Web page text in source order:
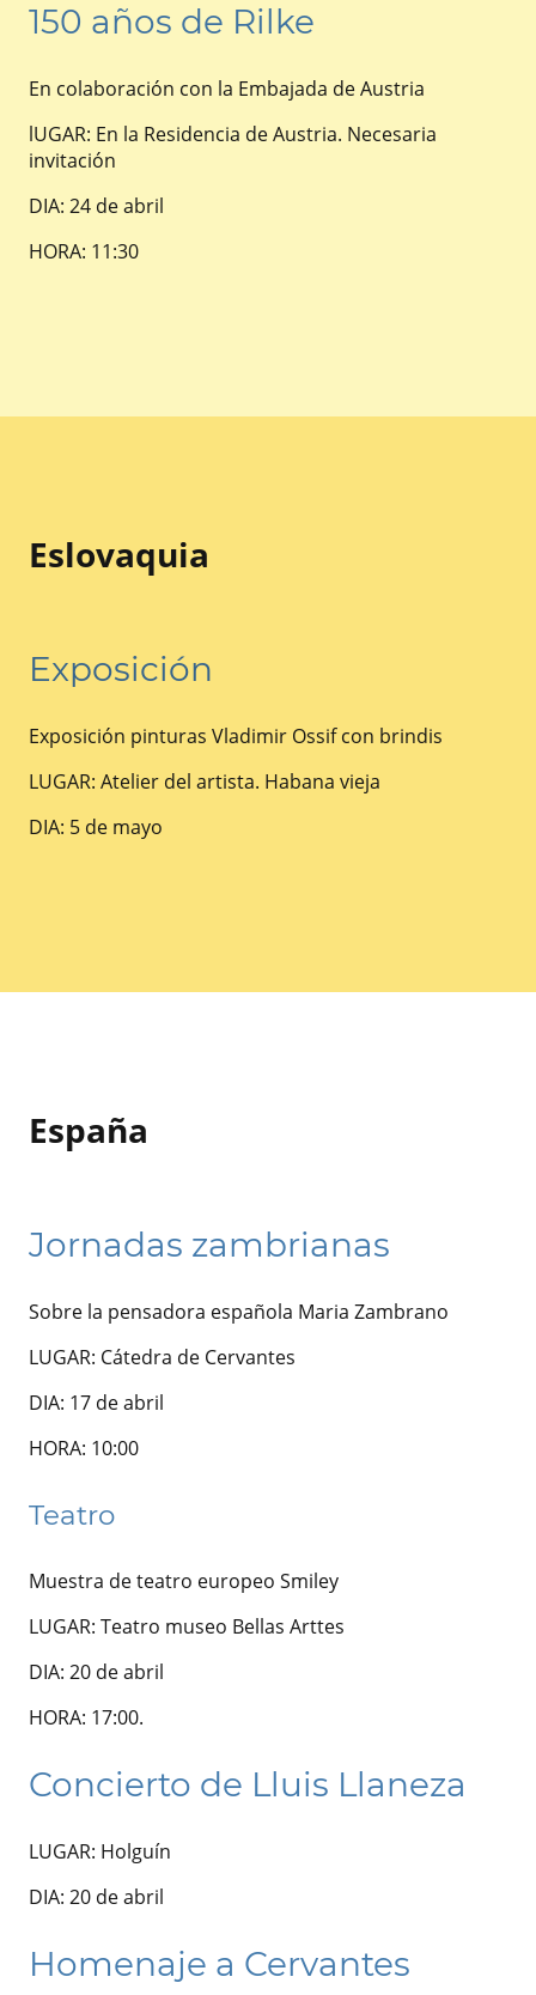
150 años de Rilke
En colaboración con la Embajada de Austria
lUGAR: En la Residencia de Austria. Necesaria
invitación
DIA: 24 de abril
HORA: 11:30
Eslovaquia
Exposición
Exposición pinturas Vladimir Ossif con brindis
LUGAR: Atelier del artista. Habana vieja
DIA: 5 de mayo
España
Jornadas zambrianas
Sobre la pensadora española Maria Zambrano
LUGAR: Cátedra de Cervantes
DIA: 17 de abril
HORA: 10:00
Teatro
Muestra de teatro europeo Smiley
LUGAR: Teatro museo Bellas Arttes
DIA: 20 de abril
HORA: 17:00.
Concierto de Lluis Llaneza
LUGAR: Holguín
DIA: 20 de abril
Homenaje a Cervantes